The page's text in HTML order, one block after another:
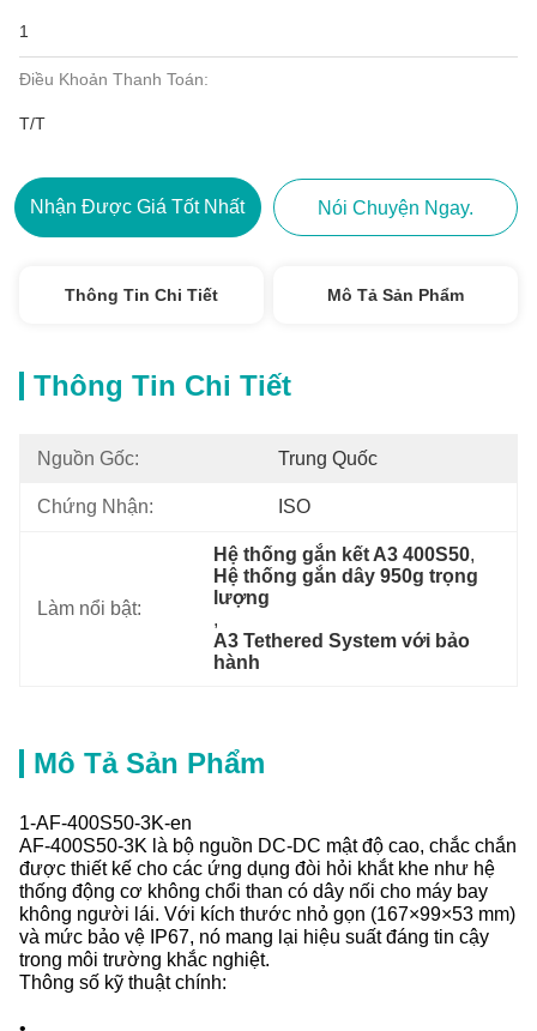
1
Điều Khoản Thanh Toán:
T/T
Nhận Được Giá Tốt Nhất Nói Chuyện Ngay.
Thông Tin Chi Tiết Mô Tả Sản Phẩm
Thông Tin Chi Tiết
Nguồn Gốc: Trung Quốc
Chứng Nhận: ISO
Làm nổi bật:
Hệ thống gắn kết A3 400S50,
Hệ thống gắn dây 950g trọng
lượng
,
A3 Tethered System với bảo
hành
Mô Tả Sản Phẩm
1-AF-400S50-3K-en
AF-400S50-3K là bộ nguồn DC-DC mật độ cao, chắc chắn
được thiết kế cho các ứng dụng đòi hỏi khắt khe như hệ
thống động cơ không chổi than có dây nối cho máy bay
không người lái. Với kích thước nhỏ gọn (167×99×53 mm)
và mức bảo vệ IP67, nó mang lại hiệu suất đáng tin cậy
trong môi trường khắc nghiệt.
Thông số kỹ thuật chính: